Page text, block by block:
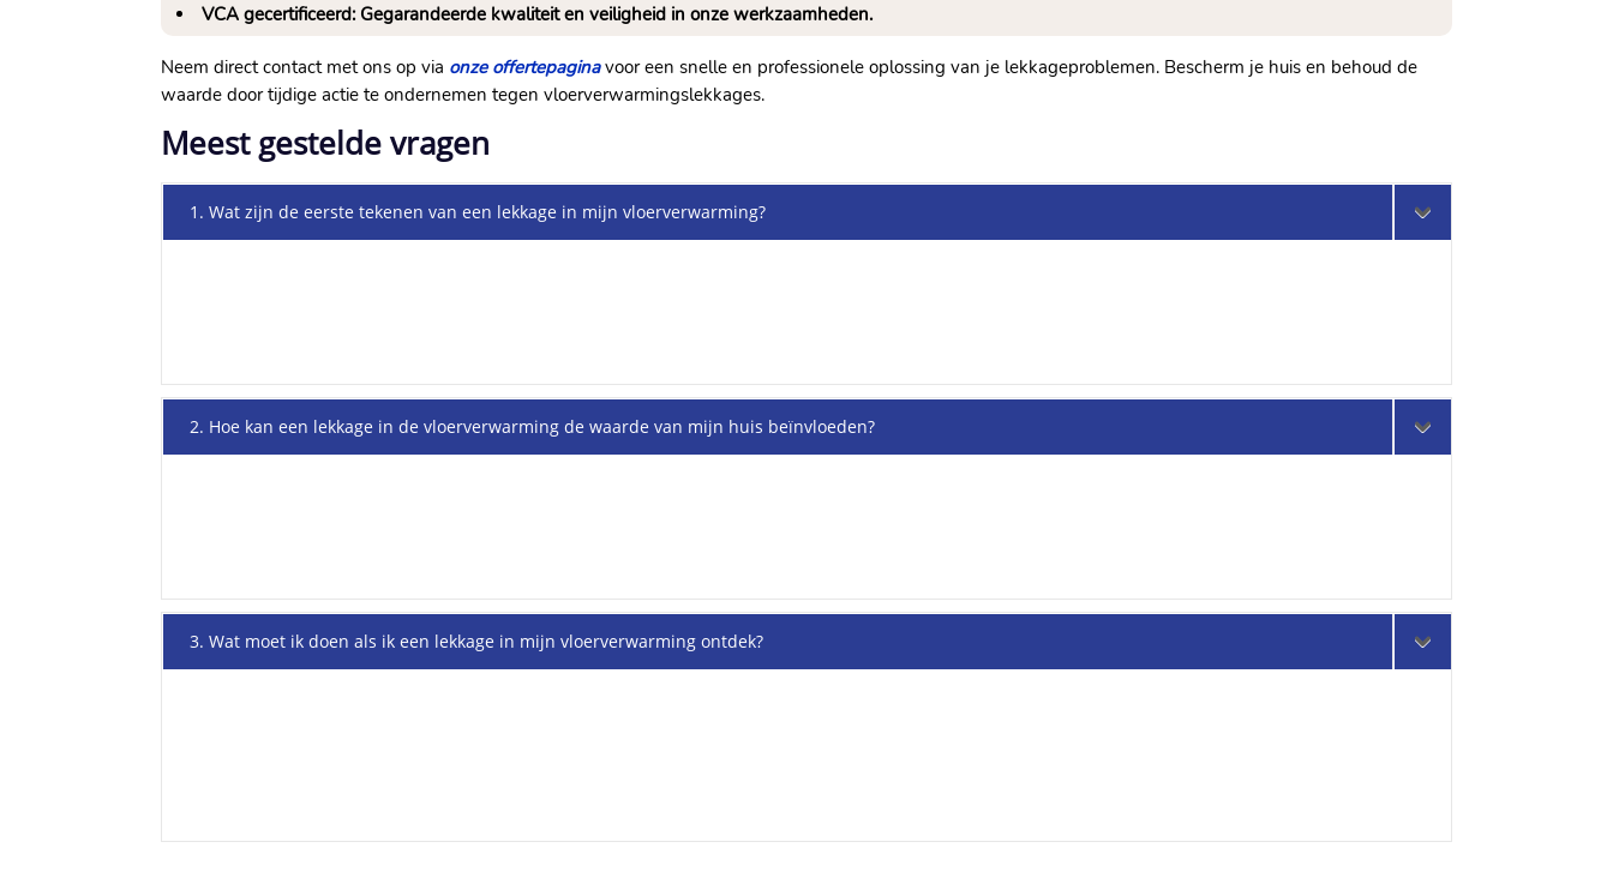
VCA gecertificeerd: Gegarandeerde kwaliteit en veiligheid in onze werkzaamheden.​
Neem direct contact met ons op via onze offertepaginavoor een snelle en professionele oplossing van je lekkageproblemen.​ Bescherm je huis en behoud de
waarde door tijdige actie te ondernemen tegen vloerverwarmingslekkages.​
Meest gestelde vragen
1. Wat zijn de eerste tekenen van een lekkage in mijn vloerverwarming?
2. Hoe kan een lekkage in de vloerverwarming de waarde van mijn huis beïnvloeden?
3. Wat moet ik doen als ik een lekkage in mijn vloerverwarming ontdek?